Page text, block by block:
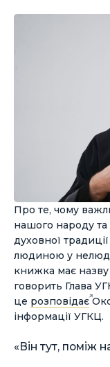
Про те, чому
нашого народу та
духовної
людиною у
книжка має
говорить Глава
це розповідає
інформації УГКЦ.
«Він тут, поміж